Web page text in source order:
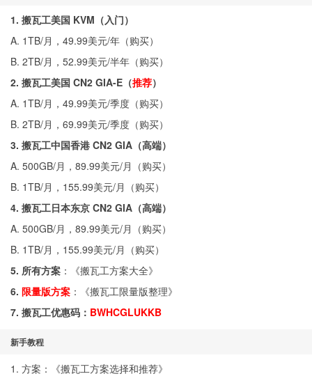
1. 搬瓦工美国 KVM（入门）
A. 1TB/月，49.99美元/年（购买）
B. 2TB/月，52.99美元/半年（购买）
2. 搬瓦工美国 CN2 GIA-E（推荐）
A. 1TB/月，49.99美元/季度（购买）
B. 2TB/月，69.99美元/季度（购买）
3. 搬瓦工中国香港 CN2 GIA（高端）
A. 500GB/月，89.99美元/月（购买）
B. 1TB/月，155.99美元/月（购买）
4. 搬瓦工日本东京 CN2 GIA（高端）
A. 500GB/月，89.99美元/月（购买）
B. 1TB/月，155.99美元/月（购买）
5. 所有方案 ：《搬瓦工方案大全》
6. 限量版方案 ：《搬瓦工限量版整理》
7. 搬瓦工优惠码： BWHCGLUKKB
新手教程
1. 方案：《搬瓦工方案选择和推荐》